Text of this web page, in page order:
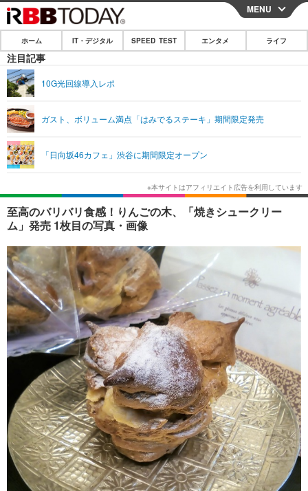
CLOSE
ホーム
IT・デジタル
ショッピング
エンタメ
エンタメTOP
韓国・芸能
音楽 スポーツ
ショッピング その他
ライフ
ライフTOP グルメ
ペット ショッピング
その他
リリース一覧
プッシュ通知の停止方法
MENU
ホーム IT・デジタル SPEED TEST エンタメ ライフ
注目記事
10G光回線導入レポ
ガスト、ボリューム満点「はみでるステーキ」期間限定発売
「日向坂46カフェ」渋谷に期間限定オープン
至高のバリバリ食感！りんごの木、「焼きシュークリー
ム」発売 1枚目の写真・画像